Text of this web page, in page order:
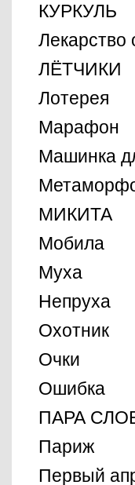
КУРКУЛЬ
Лекарство
ЛЁТЧИКИ
Лотерея
Марафон
Машинка
МИКИТА
Мобила
Муха
Непруха
Охотник
Очки
Ошибка
ПАРА
Париж
Первый